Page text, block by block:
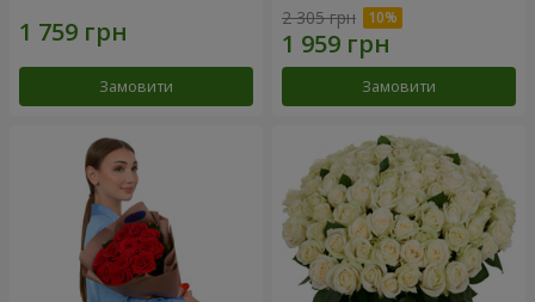
Замовити
2 305 грн
Замовити